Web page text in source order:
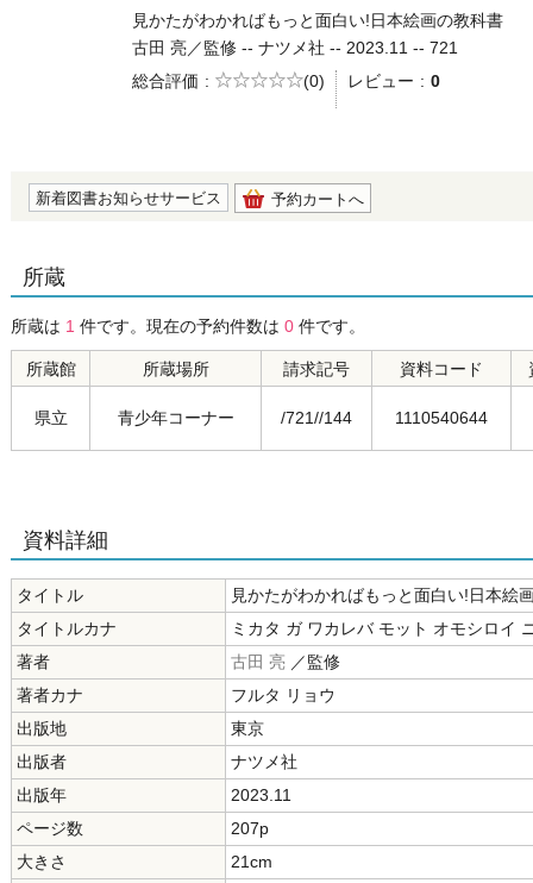
見かたがわかればもっと面白い!日本絵画の教科書
古田 亮／監修 -- ナツメ社 -- 2023.11 -- 721
総合評価
5段階評価
(0) レビュー 0
新着図書お知らせサービス 予約カートへ
所蔵
所蔵は 1 件です。現在の予約件数は 0 件です。
所蔵館 所蔵場所 請求記号 資料コード
県立 青少年コーナー /721//144 1110540644
資料詳細
タイトル
見かたがわかればもっと面白い!日本絵
タイトルカナ
ミカタ ガ ワカレバ モット オモシロイ
著者
古田 亮 ／監修
著者カナ
フルタ リョウ
出版地
東京
出版者
ナツメ社
出版年
2023.11
ページ数
207p
大きさ
21cm